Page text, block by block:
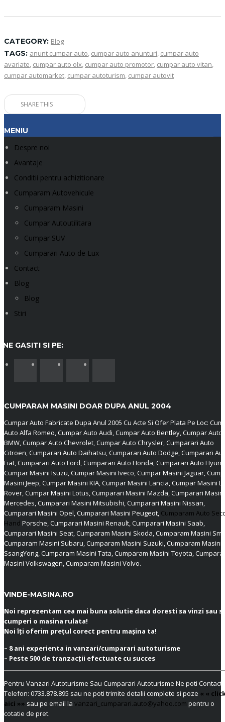
CATEGORY: Blog
TAGS: anunt cumpar auto, cumpar auto anunturi, cumpar auto
avariate, cumpar auto olx, cumpar auto promotor, cumpar auto vitan,
cumpar automarket, cumpar autoturism, cumpar autovit
SHARE THIS
MENIU
Despre noi
Avantaje
Conditii pentru achizitionare
Cumparam Autovehicule
Cumparam Masini
Cumpar Autoutilitara
Cumpar SUV
Cumparari Auto de Lux
Contact
Blog
Blog
Stiri
NE GASITI SI PE:
CUMPARAM MASINI DOAR DUPA ANUL 2004
Cumpar Auto Fabricate Dupa Anul 2005 Cu Acte Si Ofer Plata Pe Loc:
Auto Alfa Romeo, Cumpar Auto Audi, Cumpar Auto Bentley, Cumpar Auto
BMW, Cumpar Auto Chevrolet, Cumpar Auto Chrysler, Cumparari Auto
Citroen, Cumparari Auto Daihatsu, Cumparari Auto Dodge, Cumparari
Fiat, Cumparari Auto Ford, Cumparari Auto Honda, Cumparari Auto
Cumpar Masini Isuzu, Cumpar Masini Iveco, Cumpar Masini Jaguar,
Masini Jeep, Cumpar Masini KIA, Cumpar Masini Lancia, Cumpar Masini
Rover, Cumpar Masini Lotus, Cumparari Masini Mazda, Cumparari Masini
Mercedes, Cumparari Masini Mitsubishi, Cumparari Masini Nissan,
Cumparari Masini Opel, Cumparari Masini Peugeot, Cumparam Auto
Hand Porsche, Cumparari Masini Renault, Cumparari Masini Saab,
Cumparari Masini Seat, Cumparam Masini Skoda, Cumparam Masini
Cumparam Masini Subaru, Cumparam Masini Suzuki, Cumparam Masini
SsangYong, Cumparam Masini Tata, Cumparam Masini Toyota,
Masini Volkswagen, Cumparam Masini Volvo.
VINDE-MASINA.RO
Noi reprezentam cea mai buna solutie daca doresti sa vinzi sau
cumperi o masina rulata!
Noi îți oferim prețul corect pentru mașina ta!
– 8 ani experienta in vanzari/cumparari autoturisme
– Peste 500 de tranzacții efectuate cu succes
Pentru Vanzari Autoturisme Sau Cumparari Autoturisme Ne poti
Telefon: 0733.878.895 sau ne poti trimite detalii complete si poze « «
aici »» sau pe email la vanzari_cumparari.auto@yahoo.com pentru o
cotatie de pret.